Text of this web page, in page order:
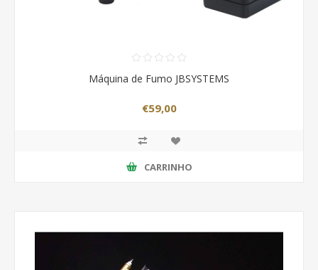
Máquina de Fumo JBSYSTEMS
€59,00
CARRINHO